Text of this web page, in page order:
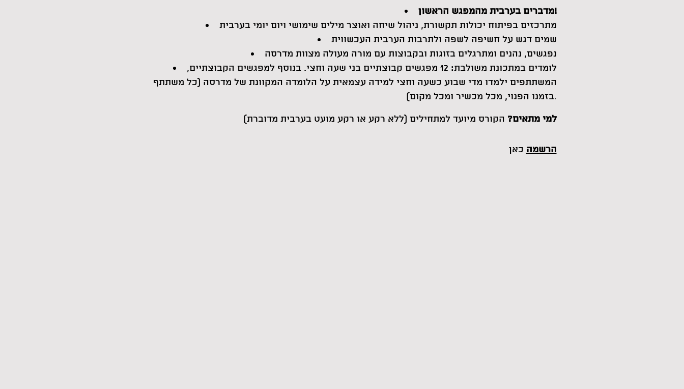
מדברים בערבית מהמפגש הראשון!
מתרכזים בפיתוח יכולות תקשורת, ניהול שיחה ואוצר מילים שימושי ויום יומי בערבית
שמים דגש על חשיפה לשפה ולתרבות הערבית העכשווית
נפגשים, נהנים ומתרגלים בזוגות ובקבוצות עם מורה מעולה מצוות מדרסה
לומדים במתכונת משולבת: 12 מפגשים קבוצתיים בני שעה וחצי. בנוסף למפגשים הקבוצתיים,
המשתתפים ילמדו מדי שבוע כשעה וחצי למידה עצמאית על הלומדה המקוונת של מדרסה (כל משתתף
בזמנו הפנוי, מכל מכשיר ומכל מקום).
‏‏‏למי מתאים? הקורס מיועד למתחילים (ללא רקע או רקע מועט בערבית מדוברת)
הרשמה כאן